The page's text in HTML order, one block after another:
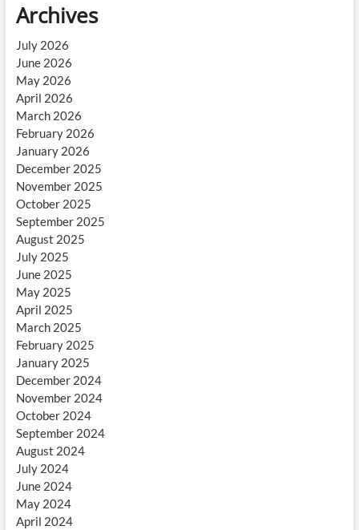
Archives
July 2026
June 2026
May 2026
April 2026
March 2026
February 2026
January 2026
December 2025
November 2025
October 2025
September 2025
August 2025
July 2025
June 2025
May 2025
April 2025
March 2025
February 2025
January 2025
December 2024
November 2024
October 2024
September 2024
August 2024
July 2024
June 2024
May 2024
April 2024